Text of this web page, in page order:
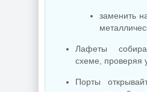
заменить
Лафеты
схеме, проверяя
Порты